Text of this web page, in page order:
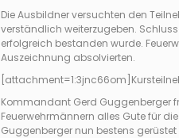
Die Ausbildner versuchten den
verständlich weiterzugeben.
erfolgreich bestanden wurde.
Auszeichnung absolvierten.
[attachment=1:3jnc66om]
Kommandant Gerd Guggenberger
Feuerwehrmännern alles Gute für
Guggenberger nun bestens gerüstet